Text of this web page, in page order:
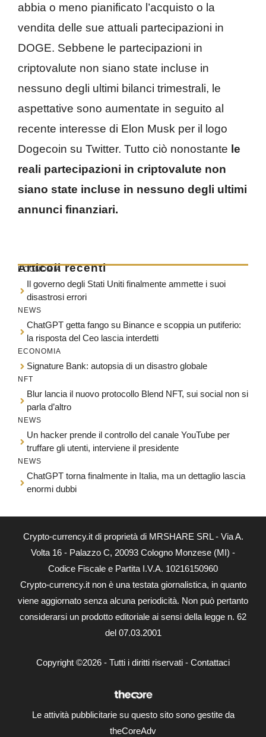
abbia o meno pianificato l’acquisto o la
vendita delle sue attuali partecipazioni in
DOGE. Sebbene le partecipazioni in
criptovalute non siano state incluse in
nessuno degli ultimi bilanci trimestrali, le
aspettative sono aumentate in seguito al
recente interesse di Elon Musk per il logo
Dogecoin su Twitter. Tutto ciò nonostante le
reali partecipazioni in criptovalute non
siano state incluse in nessuno degli ultimi
annunci finanziari.
Articoli recenti
ECONOMIA
Il governo degli Stati Uniti finalmente ammette i suoi
disastrosi errori
NEWS
ChatGPT getta fango su Binance e scoppia un putiferio:
la risposta del Ceo lascia interdetti
ECONOMIA
Signature Bank: autopsia di un disastro globale
NFT
Blur lancia il nuovo protocollo Blend NFT, sui social non si
parla d’altro
NEWS
Un hacker prende il controllo del canale YouTube per
truffare gli utenti, interviene il presidente
NEWS
ChatGPT torna finalmente in Italia, ma un dettaglio lascia
enormi dubbi
Crypto-currency.it di proprietà di MRSHARE SRL - Via A.
Volta 16 - Palazzo C, 20093 Cologno Monzese (MI) -
Codice Fiscale e Partita I.V.A. 10216150960
Crypto-currency.it non è una testata giornalistica, in quanto
viene aggiornato senza alcuna periodicità. Non può pertanto
considerarsi un prodotto editoriale ai sensi della legge n. 62
del 07.03.2001
Copyright ©2026 - Tutti i diritti riservati - Contattaci
Le attività pubblicitarie su questo sito sono gestite da
theCoreAdv